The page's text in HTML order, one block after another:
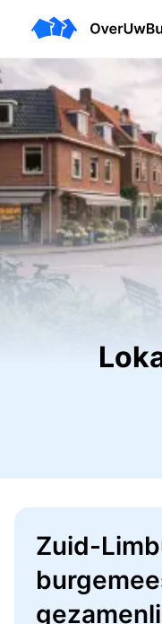
Zuid-